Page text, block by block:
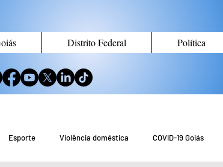
Distrito Federal Política
Esporte Violência doméstica COVID-19 Goiás